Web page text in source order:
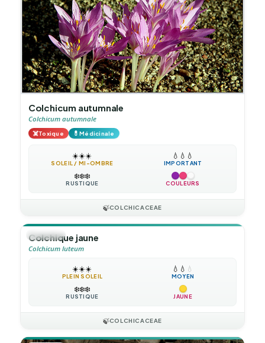
Colchicum autumnale
Colchicum autumnale
☠️Toxique 💊Médicinale
☀️☀️☀️
SOLEIL / MI-OMBRE
💧 💧 💧
IMPORTANT
❄️❄️❄️
RUSTIQUE COULEURS
🍃COLCHICACEAE
🪴VIVACE
Colchique jaune
Colchicum luteum
☀️☀️☀️
PLEIN SOLEIL
💧 💧 💧
MOYEN
❄️❄️❄️
RUSTIQUE JAUNE
🍃COLCHICACEAE